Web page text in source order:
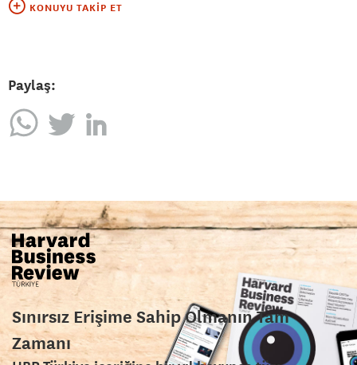
KONUYU TAKIP ET
Paylaş:
Sınırsız Erişime Sahip Olmanın Tam
Zamanı